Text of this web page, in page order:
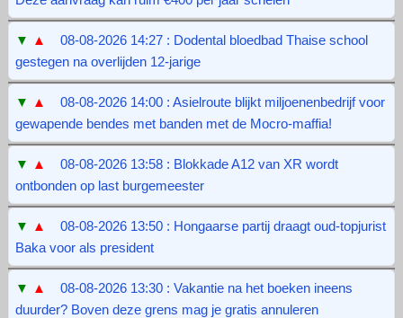
▼ ▲
08-08-2026 14:27 : Dodental bloedbad Thaise school
gestegen na overlijden 12-jarige
▼ ▲
08-08-2026 14:00 : Asielroute blijkt miljoenenbedrijf voor
gewapende bendes met banden met de Mocro-maffia!
▼ ▲
08-08-2026 13:58 : Blokkade A12 van XR wordt
ontbonden op last burgemeester
▼ ▲
08-08-2026 13:50 : Hongaarse partij draagt oud-topjurist
Baka voor als president
▼ ▲
08-08-2026 13:30 : Vakantie na het boeken ineens
duurder? Boven deze grens mag je gratis annuleren